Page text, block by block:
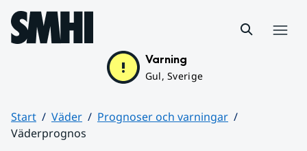
Hoppa till sidans innehåll
Varning
Gul, Sverige
Start Väder
Prognoser och varningar
Väderprognos